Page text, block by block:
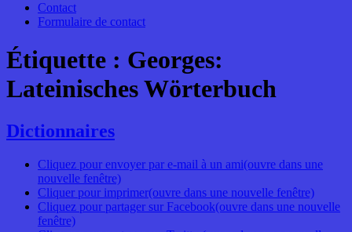
Contact
Formulaire de contact
Étiquette : Georges:
Lateinisches Wörterbuch
Dictionnaires
Cliquez pour envoyer par e-mail à un ami(ouvre dans une
nouvelle fenêtre)
Cliquer pour imprimer(ouvre dans une nouvelle fenêtre)
Cliquez pour partager sur Facebook(ouvre dans une nouvelle
fenêtre)